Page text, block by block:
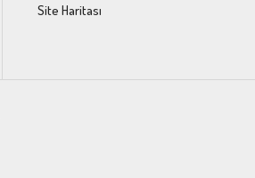
Site Haritası